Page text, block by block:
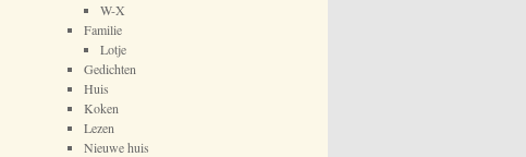
W-X
Familie
Lotje
Gedichten
Huis
Koken
Lezen
Nieuwe huis